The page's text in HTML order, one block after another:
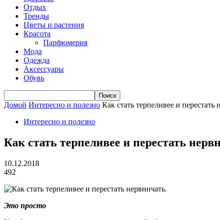
Отдых
Тренды
Цветы и растения
Красота
Парфюмерия
Мода
Одежда
Аксессуары
Обувь
Домой Интересно и полезно Как стать терпеливее и перестать
Интересно и полезно
Как стать терпеливее и перестать
10.12.2018
492
Это просто